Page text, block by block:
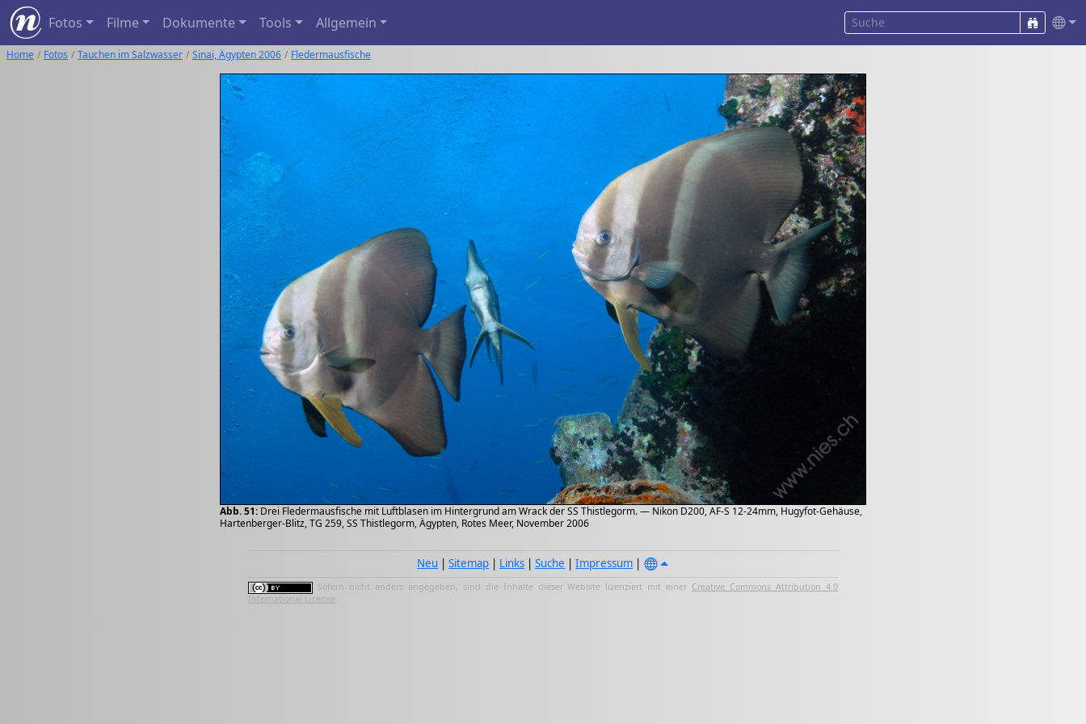
Fotos Filme Dokumente Tools Allgemein
Home Fotos Tauchen im Salzwasser Sinai, Ägypten 2006 Fledermausfische
Abb. 51: Drei Fledermausfische mit Luftblasen im Hintergrund am Wrack der SS Thistlegorm. — Nikon D200, AF-S 12-24mm, Hugyfot-Gehäuse,
Hartenberger-Blitz, TG 259, SS Thistlegorm, Ägypten, Rotes Meer, November 2006
Neu |Sitemap | Links |Suche |Impressum |
Sofern nicht anders angegeben, sind die Inhalte dieser Website lizenziert mit einer Creative Commons Attribution 4.0
International License